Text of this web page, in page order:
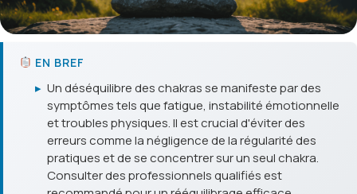
EN BREF
▸ Un déséquilibre des chakras se manifeste par des
symptômes tels que fatigue, instabilité émotionnelle
et troubles physiques. Il est crucial d'éviter des
erreurs comme la négligence de la régularité des
pratiques et de se concentrer sur un seul chakra.
Consulter des professionnels qualifiés est